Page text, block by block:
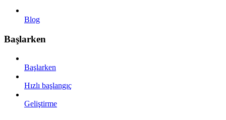
Blog
Başlarken
Başlarken
Hızlı başlangıç
Geliştirme